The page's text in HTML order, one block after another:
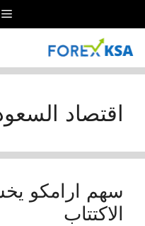
المحتوى
اقتصاد
سهم ارامكو
الاكتتاب